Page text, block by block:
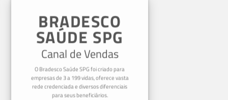
BRADESCO
SAÚDE SPG
Canal de Vendas
O Bradesco Saúde SPG foi criado para
empresas de 3 a 199 vidas, oferece vasta
rede credenciada e diversos diferenciais
para seus beneficiários.